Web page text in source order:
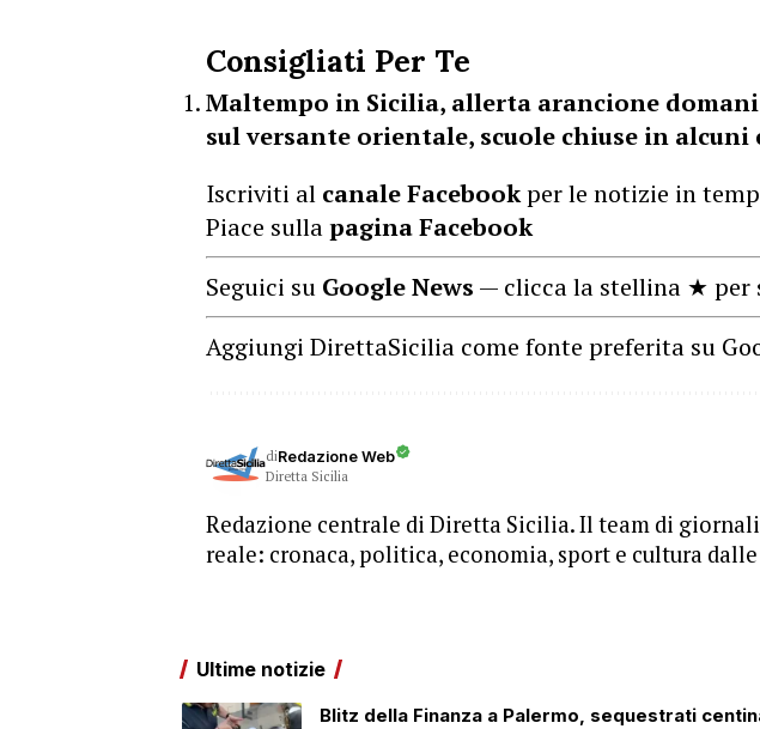
Consigliati Per Te
Maltempo in Sicilia, allerta arancione
sul versante orientale, scuole chiuse in alcuni
Iscriviti al canale Facebookper le notizie in
Piace sullapagina Facebook
Seguici su Google News — clicca la stellina ★ per
Aggiungi DirettaSicilia come fonte preferita su
diRedazione Web
Diretta Sicilia
Redazione centrale di Diretta Sicilia. Il team di
reale: cronaca, politica, economia, sport e cultura
Ultime notizie
Blitz della Finanza a Palermo, sequestrati